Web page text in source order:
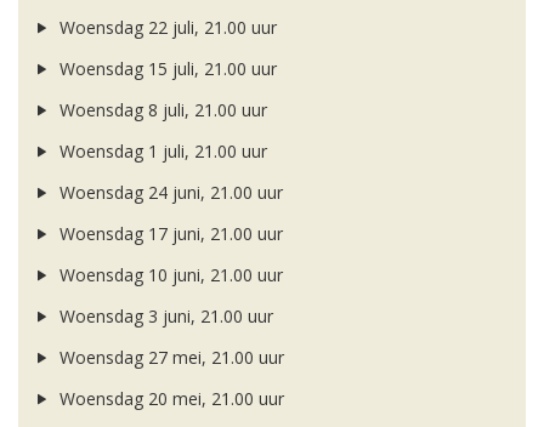
Woensdag 22 juli, 21.00 uur
Woensdag 15 juli, 21.00 uur
Woensdag 8 juli, 21.00 uur
Woensdag 1 juli, 21.00 uur
Woensdag 24 juni, 21.00 uur
Woensdag 17 juni, 21.00 uur
Woensdag 10 juni, 21.00 uur
Woensdag 3 juni, 21.00 uur
Woensdag 27 mei, 21.00 uur
Woensdag 20 mei, 21.00 uur